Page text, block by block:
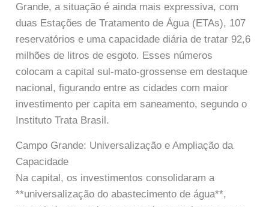
Grande, a situação é ainda mais expressiva, com
duas Estações de Tratamento de Água (ETAs), 107
reservatórios e uma capacidade diária de tratar 92,6
milhões de litros de esgoto. Esses números
colocam a capital sul-mato-grossense em destaque
nacional, figurando entre as cidades com maior
investimento per capita em saneamento, segundo o
Instituto Trata Brasil.
Campo Grande: Universalização e Ampliação da
Capacidade
Na capital, os investimentos consolidaram a
**universalização do abastecimento de água**,